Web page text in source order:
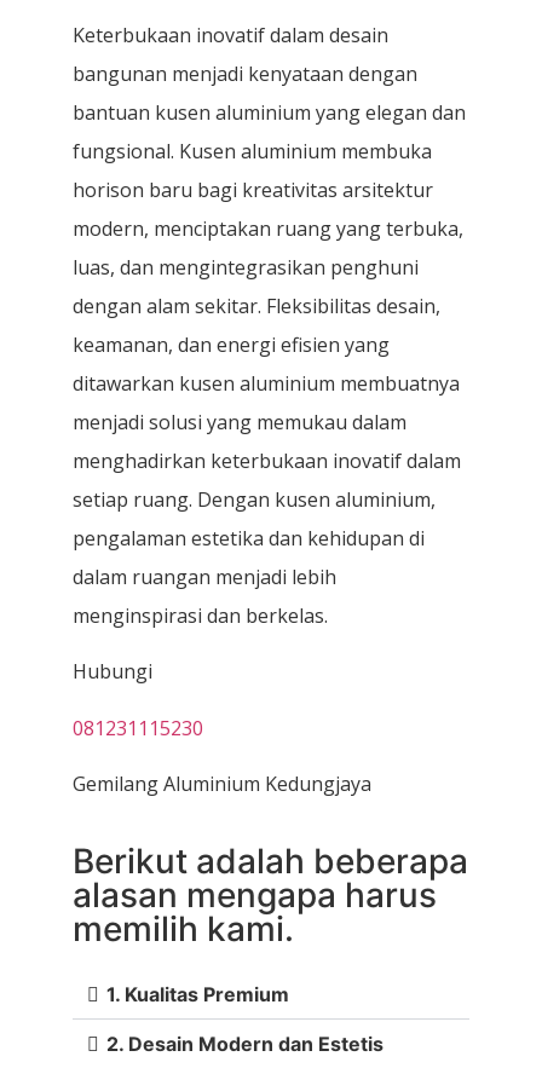
Keterbukaan inovatif dalam desain
bangunan menjadi kenyataan dengan
bantuan kusen aluminium yang elegan dan
fungsional. Kusen aluminium membuka
horison baru bagi kreativitas arsitektur
modern, menciptakan ruang yang terbuka,
luas, dan mengintegrasikan penghuni
dengan alam sekitar. Fleksibilitas desain,
keamanan, dan energi efisien yang
ditawarkan kusen aluminium membuatnya
menjadi solusi yang memukau dalam
menghadirkan keterbukaan inovatif dalam
setiap ruang. Dengan kusen aluminium,
pengalaman estetika dan kehidupan di
dalam ruangan menjadi lebih
menginspirasi dan berkelas.
Hubungi
081231115230
Gemilang Aluminium Kedungjaya
Berikut adalah beberapa
alasan mengapa harus
memilih kami.
1. Kualitas Premium
2. Desain Modern dan Estetis